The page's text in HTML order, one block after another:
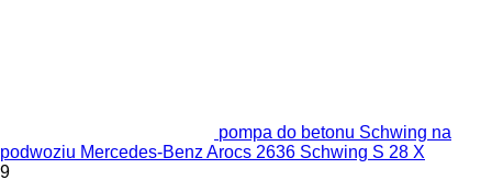
pompa do betonu Schwing na
podwoziu Mercedes-Benz Arocs 2636 Schwing S 28 X
9